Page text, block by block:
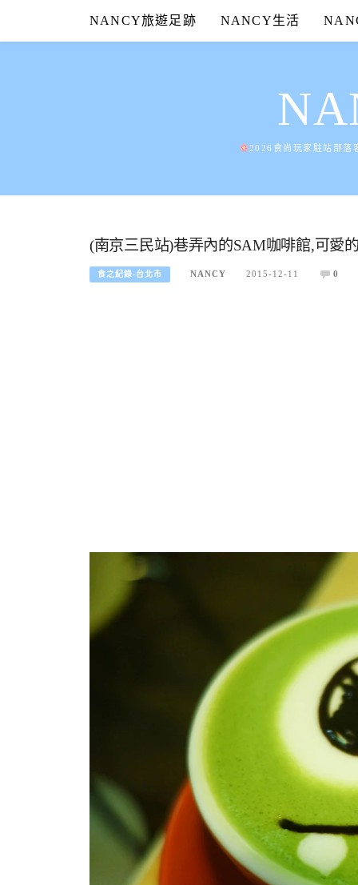
content
NANCY旅遊足跡 NANCY生活
2026食尚玩家駐站部落
(南京三民站)巷弄內的SAM咖啡館,可愛
食之紀錄-台北市 NANCY 2015-12-11 0